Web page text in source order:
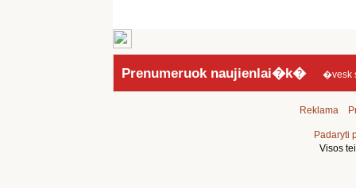
Prenumeruok naujienlai�k��vesk
Reklama
Padaryti
Visos